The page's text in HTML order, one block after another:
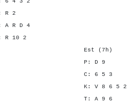
2
D 4
2
Est (7h)
5 P:
9 7 C: 6
K: V 8 6
7 4 T: A